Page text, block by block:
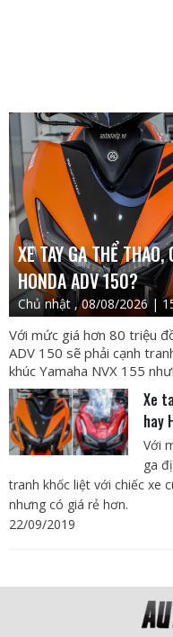
XE TAY GA THỂ
HONDA ADV 150?
Chủ nhật , 08/08/2026 |
Với mức giá hơn 80 triệu
ADV 150 sẽ phải cạnh
khúc Yamaha NVX 155
Xe
hay
Với
ga
tranh khốc liệt với chiếc xe
nhưng có giá rẻ hơn.
22/09/2019